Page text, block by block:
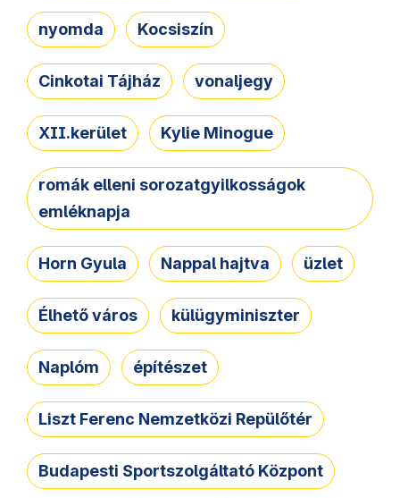
nyomda Kocsiszín
Cinkotai Tájház vonaljegy
XII.kerület Kylie Minogue
romák elleni sorozatgyilkosságok
emléknapja
Horn Gyula Nappal hajtva üzlet
Élhető város külügyminiszter
Naplóm építészet
Liszt Ferenc Nemzetközi Repülőtér
Budapesti Sportszolgáltató Központ